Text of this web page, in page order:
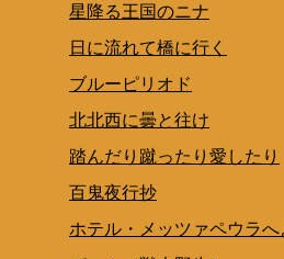
星降る王国のニナ
日に流れて橋に行く
ブルーピリオド
北北西に曇と往け
踏んだり蹴ったり愛したり
百鬼夜行抄
ホテル・メッツァペウラへ